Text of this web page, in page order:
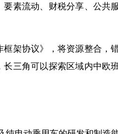
素流动、财税分享、公共
架协议》，将资源整合，
三角可以探索区域内中欧